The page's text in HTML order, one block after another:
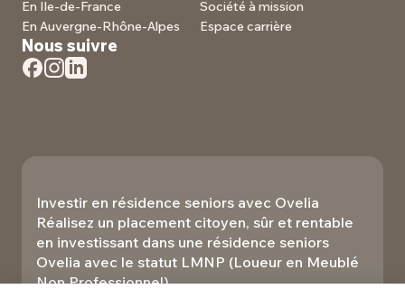
En Ile-de-France
En Auvergne-Rhône-Alpes
Société à mission
Espace carrière
Nous suivre
Investir en résidence seniors avec Ovelia
Réalisez un placement citoyen, sûr et rentable
en investissant dans une résidence seniors
Ovelia avec le statut LMNP (Loueur en Meublé
Non Professionnel).​